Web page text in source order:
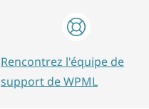
Rencontrez l'équipe de
support de WPML